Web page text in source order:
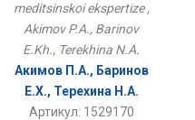
meditsinskoi ekspertize ,
Akimov P.A., Barinov
E.Kh., Terekhina N.A.
Акимов П.А., Баринов
Е.Х., Терехина Н.А.
Артикул: 1529170